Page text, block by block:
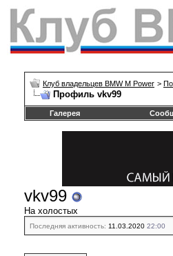
Клуб владельцев BMW M Power >
Профиль vkv99
Галерея
vkv99
На холостых
Последняя активность: 11.03.2020 22:00